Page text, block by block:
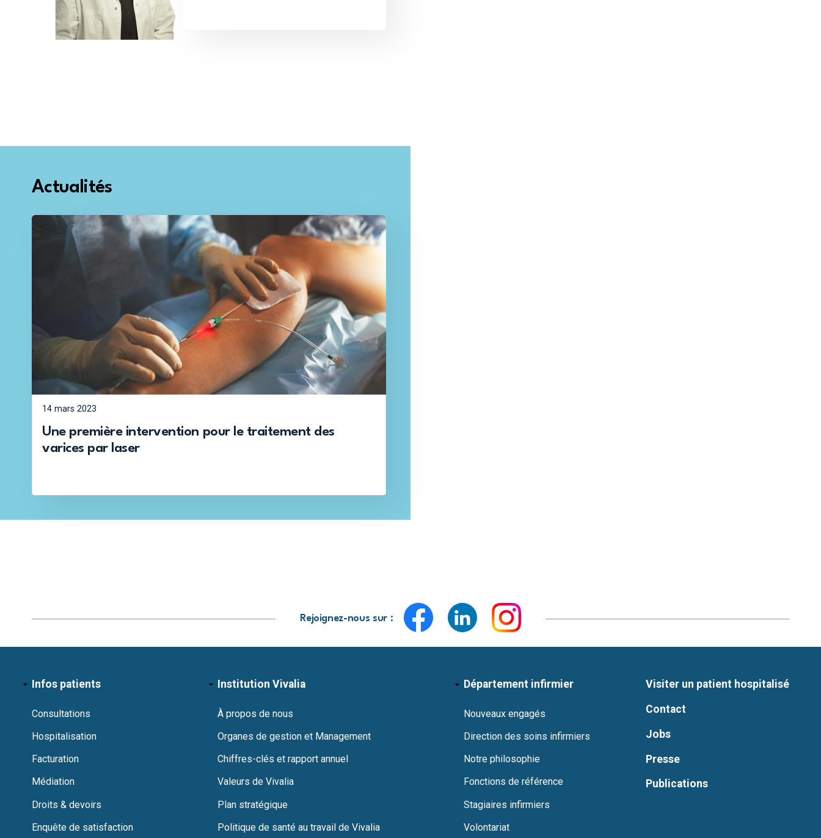
Actualités
14 mars 2023
Une première intervention pour le traitement des
varices par laser
Rejoignez-nous sur :
Infos patients
Consultations
Hospitalisation
Facturation
Médiation
Droits & devoirs
Enquête de satisfaction
Institution Vivalia
À propos de nous
Organes de gestion et Management
Chiffres-clés et rapport annuel
Valeurs de Vivalia
Plan stratégique
Politique de santé au travail de Vivalia
Département infirmier
Nouveaux engagés
Direction des soins infirmiers
Notre philosophie
Fonctions de référence
Stagiaires infirmiers
Volontariat
Visiter un patient hospitalisé
Contact
Jobs
Presse
Publications